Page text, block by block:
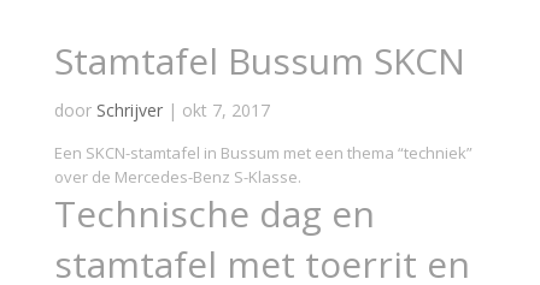
Stamtafel Bussum SKCN
door Schrijver| okt 7, 2017
Een SKCN-stamtafel in Bussum met een thema “techniek”
over de Mercedes-Benz S-Klasse.
Technische dag en
stamtafel met toerrit en